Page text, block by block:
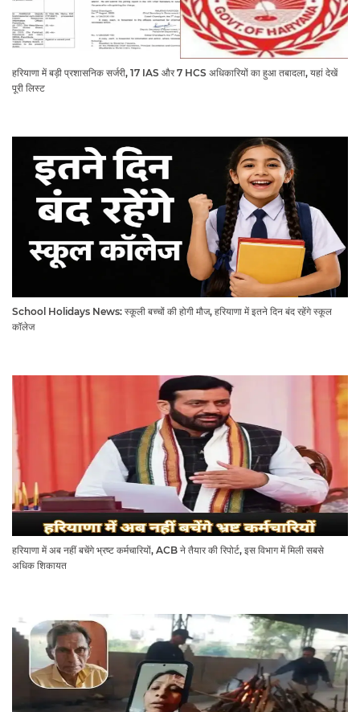
हरियाणा में बड़ी प्रशासनिक सर्जरी, 17 IAS और 7 HCS अधिकारियों का हुआ तबादला, यहां देखें
पूरी लिस्ट
School Holidays News: स्कूली बच्चों की होगी मौज, हरियाणा में इतने दिन बंद रहेंगे स्कूल
कॉलेज
हरियाणा में अब नहीं बचेंगे भ्रष्ट कर्मचारियों, ACB ने तैयार की रिपोर्ट, इस विभाग में मिली सबसे
अधिक शिकायत